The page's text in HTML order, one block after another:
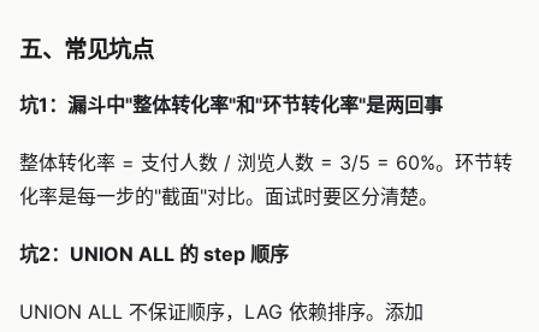
五、常见坑点
坑1：漏斗中"整体转化率"和"环节转化率"是两回事
整体转化率 = 支付人数 / 浏览人数 = 3/5 = 60%。环节转
化率是每一步的"截面"对比。面试时要区分清楚。
坑2：UNION ALL 的 step 顺序
UNION ALL 不保证顺序，LAG 依赖排序。添加